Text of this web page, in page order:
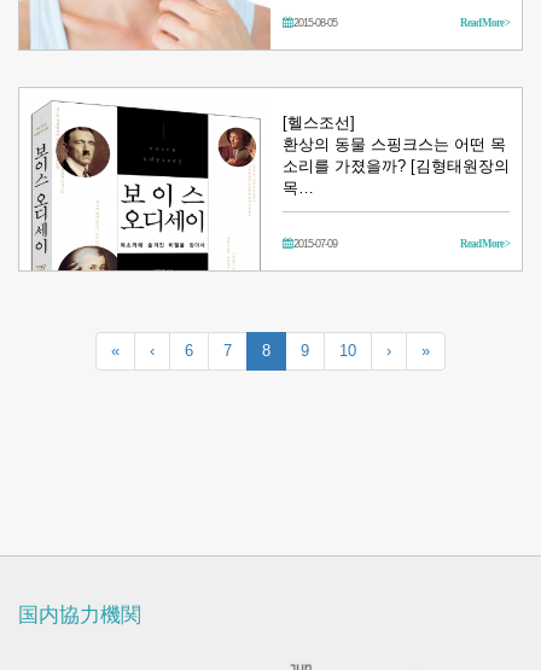
2015-08-05 Read More >
[헬스조선]
환상의 동물 스핑크스는 어떤 목
소리를 가졌을까? [김형태원장의
목…
2015-07-09 Read More >
« ‹ 6 7 8 9 10 › »
国内協力機関